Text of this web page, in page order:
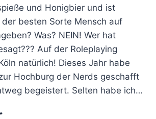
und Honigbier und ist
besten Sorte Mensch auf
Was? NEIN! Wer hat
Auf der Roleplaying
natürlich! Dieses Jahr habe
Hochburg der Nerds geschafft
begeistert. Selten habe ich…